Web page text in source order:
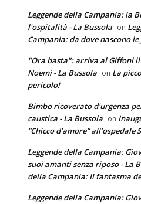
Leggende della Campania: la
l'ospitalità - La Bussola on
Campania: da dove nascono le
"Ora basta": arriva al Giffoni
Noemi - La Bussola on La
pericolo!
Bimbo ricoverato d'urgenza
caustica - La Bussola on
“Chicco d’amore” all’ospedale
Leggende della Campania:
suoi amanti senza riposo - La
della Campania: Il fantasma
Leggende della Campania: